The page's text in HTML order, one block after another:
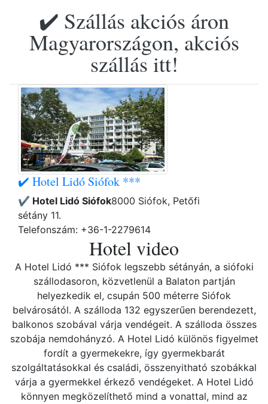
✔️ Szállás akciós áron
Magyarországon, akciós
szállás itt!
✔️ Hotel Lidó Siófok ***
✔️ Hotel Lidó Siófok8000 Siófok, Petőfi
sétány 11.
Telefonszám: +36-1-2279614
Hotel video
A Hotel Lidó *** Siófok legszebb sétányán, a siófoki
szállodasoron, közvetlenül a Balaton partján
helyezkedik el, csupán 500 méterre Siófok
belvárosától. A szálloda 132 egyszerűen berendezett,
balkonos szobával várja vendégeit. A szálloda összes
szobája nemdohányzó. A Hotel Lidó különös figyelmet
fordít a gyermekekre, így gyermekbarát
szolgáltatásokkal és családi, összenyitható szobákkal
várja a gyermekkel érkező vendégeket. A Hotel Lidó
könnyen megközelíthető mind a vonattal, mind az